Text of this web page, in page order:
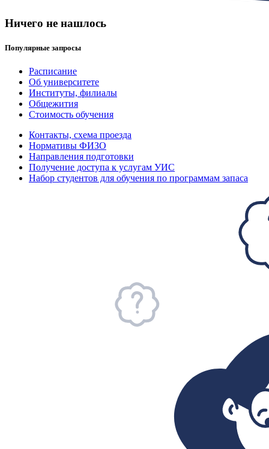
Ничего не нашлось
Популярные запросы
Расписание
Об университете
Институты, филиалы
Общежития
Стоимость обучения
Контакты, схема проезда
Нормативы ФИЗО
Направления подготовки
Получение доступа к услугам УИС
Набор студентов для обучения по программам запаса